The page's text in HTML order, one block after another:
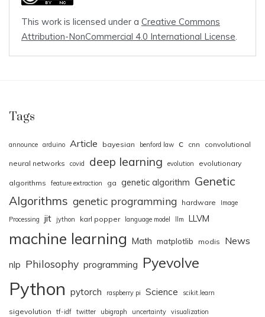
This work is licensed under a Creative Commons
Attribution-NonCommercial 4.0 International License
Tags
announce arduino Article bayesian benford law c cnn convolutional
neural networks covid deep learning evolution evolutionary
algorithms feature extraction ga genetic algorithm Genetic
Algorithms genetic programming hardware
Image
Processing
jit jython karl popper language model llm LLVM
machine learning Math matplotlib modis News
nlp Philosophy programming Pyevolve
Python pytorch raspberry pi Science scikit.learn
sigevolution tf-idf twitter ubigraph uncertainty visualization